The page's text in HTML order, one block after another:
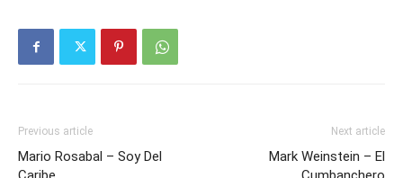
Previous article
Mario Rosabal – Soy Del
Next article
Mark Weinstein – El